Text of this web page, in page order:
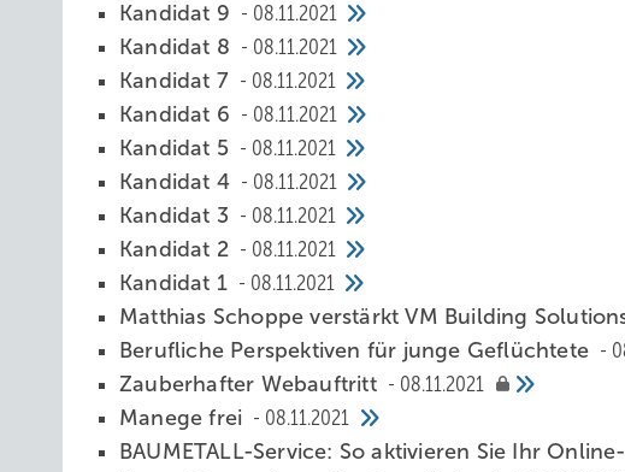
Kandidat 9
08.11.2021
Kandidat 8
08.11.2021
Kandidat 7
08.11.2021
Kandidat 6
08.11.2021
Kandidat 5
08.11.2021
Kandidat 4
08.11.2021
Kandidat 3
08.11.2021
Kandidat 2
08.11.2021
Kandidat 1
08.11.2021
Matthias Schoppe verstärkt VM Building
Berufliche Perspektiven für junge Geflüchtete
Zauberhafter Webauftritt
08.11.2021
Manege frei
08.11.2021
BAUMETALL-Service: So aktivieren Sie Ihr